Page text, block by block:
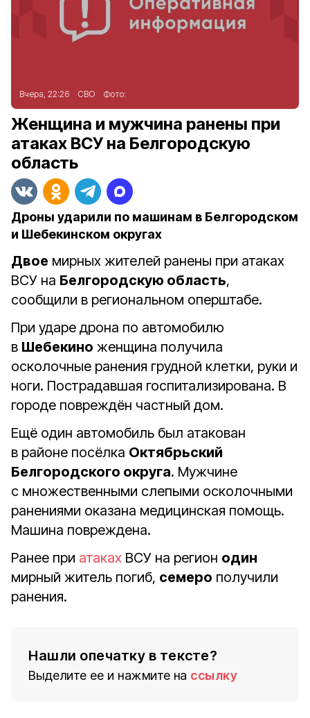
Вчера, 22:26 СВО Фото:
Женщина и мужчина ранены при
атаках ВСУ на Белгородскую
область
Дроны ударили по машинам в Белгородском
и Шебекинском округах
Двое мирных жителей ранены при атаках
ВСУ на Белгородскую область,
сообщили в региональном оперштабе.
При ударе дрона по автомобилю
в Шебекино женщина получила
осколочные ранения грудной клетки, руки и
ноги. Пострадавшая госпитализирована. В
городе повреждён частный дом.
Ещё один автомобиль был атакован
в районе посёлка Октябрьский
Белгородского округа. Мужчине
с множественными слепыми осколочными
ранениями оказана медицинская помощь.
Машина повреждена.
Ранее при атаках ВСУ на регион один
мирный житель погиб, семеро получили
ранения.
Нашли опечатку в тексте?
Выделите ее и нажмите на ссылку